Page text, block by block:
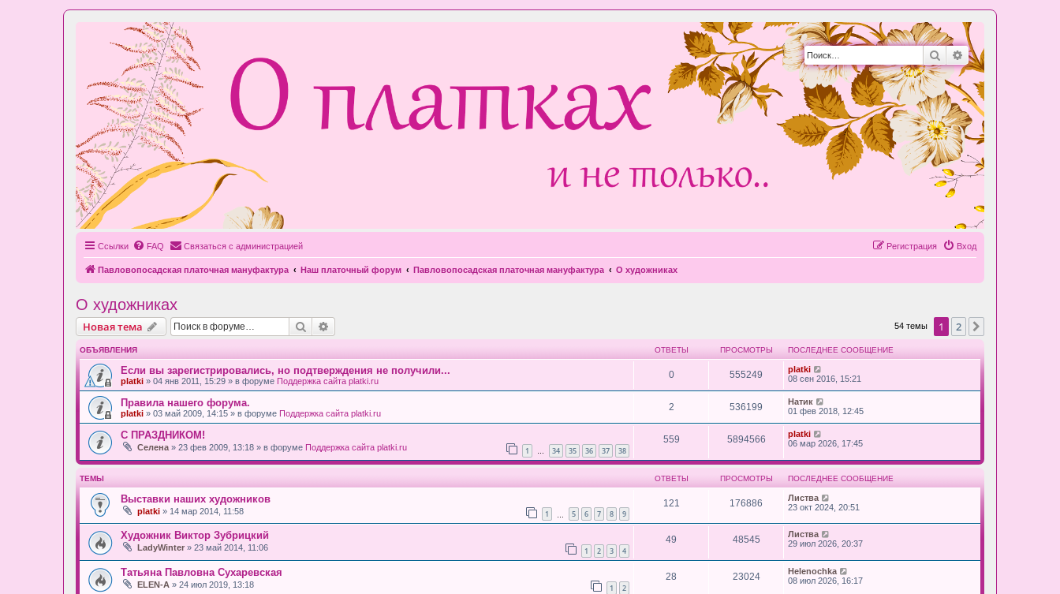
ПоискРасширенный
Ссылки FAQ Связаться с администрацией Вход
Регистрация
Павловопосадская платочная мануфактура Наш платочный форум Павловопосадская платочная мануфактура О художниках
О художниках
Новая тема Поиск 54 темы 1 2
ОБЪЯВЛЕНИЯ ОТВЕТЫ ПРОСМОТРЫ ПОСЛЕДНЕЕ СООБЩЕНИЕ
Если вы зарегистрировались, но подтверждения не получили...
platki » 04 янв 2011, 15:29 » в форуме Поддержка сайта platki.ru
0 555249
platki
08 сен 2016, 15:21
Правила нашего форума.
platki » 03 май 2009, 14:15 » в форуме Поддержка сайта platki.ru
2 536199
Натик
01 фев 2018, 12:45
С ПРАЗДНИКОМ!
Селена » 23 фев 2009, 13:18 » в форуме Поддержка сайта platki.ru 1 … 34 35 36 37 38
559 5894566
platki
06 мар 2026, 17:45
ТЕМЫ ОТВЕТЫ ПРОСМОТРЫ ПОСЛЕДНЕЕ СООБЩЕНИЕ
Выставки наших художников
platki » 14 мар 2014, 11:58 1 5 6 7 8 9
121 176886
Листва
23 окт 2024, 20:51
Художник Виктор Зубрицкий
LadyWinter » 23 май 2014, 11:06 1 2 3 4
49 48545
Листва
29 июл 2026, 20:37
Татьяна Павловна Сухаревская
ELEN-A » 24 июл 2019, 13:18 1 2
28 23024
Helenochka
08 июл 2026, 16:17